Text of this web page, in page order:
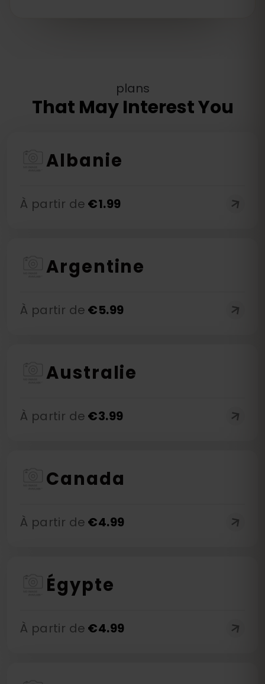
plans
That May Interest You
Albanie
À partir de €1.99
Argentine
À partir de €5.99
Australie
À partir de €3.99
Canada
À partir de €4.99
Égypte
À partir de €4.99